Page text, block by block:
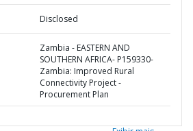
Disclosed
Zambia - EASTERN AND
SOUTHERN AFRICA- P159330-
Zambia: Improved Rural
Connectivity Project -
Procurement Plan